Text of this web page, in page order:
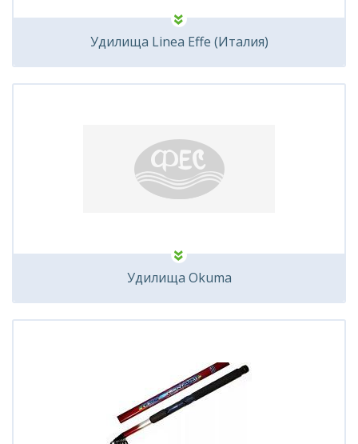
Удилища Linea Effe (Италия)
Удилища Okuma